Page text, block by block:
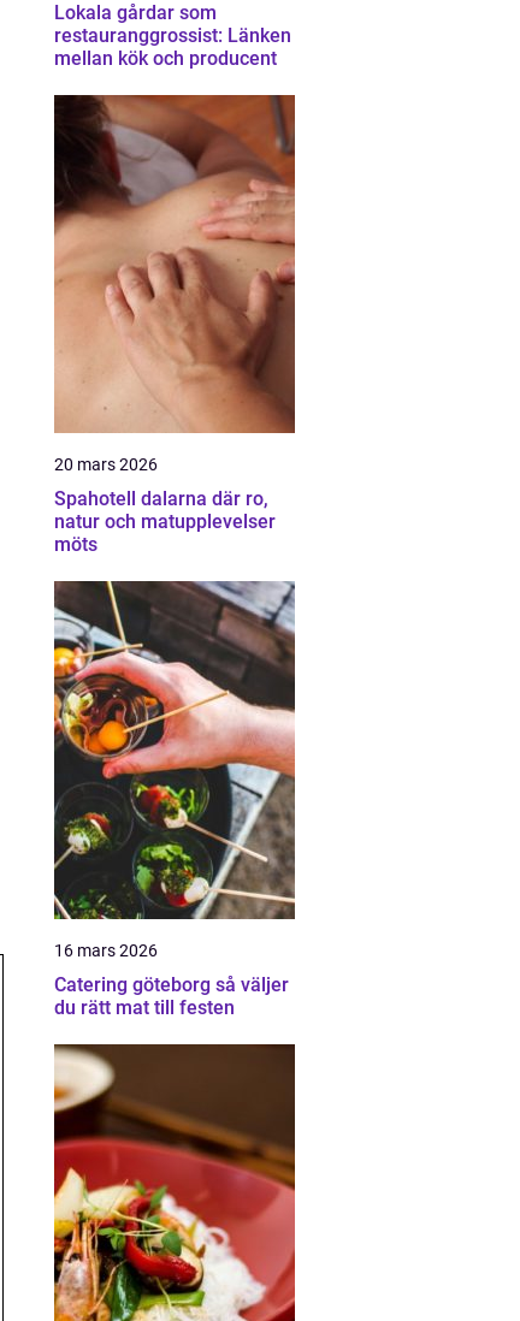
Lokala gårdar som
restauranggrossist: Länken
mellan kök och producent
20 mars 2026
Spahotell dalarna där ro,
natur och matupplevelser
möts
16 mars 2026
Catering göteborg så väljer
du rätt mat till festen